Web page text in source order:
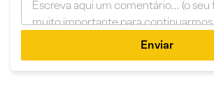
Enviar